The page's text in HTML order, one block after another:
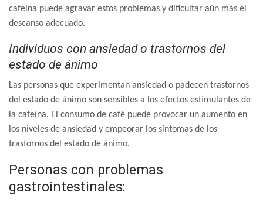
cafeína puede agravar estos problemas y dificultar aún más el
descanso adecuado.
Individuos con ansiedad o trastornos del
estado de ánimo
Las personas que experimentan ansiedad o padecen trastornos
del estado de ánimo son sensibles a los efectos estimulantes de
la cafeína. El consumo de café puede provocar un aumento en
los niveles de ansiedad y empeorar los síntomas de los
trastornos del estado de ánimo.
Personas con problemas
gastrointestinales: